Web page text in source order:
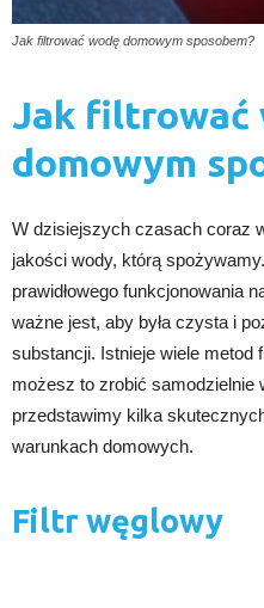
Jak filtrować wodę domowym sposobem?
Jak filtrować
domowym
W dzisiejszych czasach coraz
jakości wody, którą
prawidłowego funkcjonowania
ważne jest, aby była czysta i
substancji. Istnieje wiele metod
możesz to zrobić samodzielnie
przedstawimy kilka
warunkach domowych.
Filtr węglowy